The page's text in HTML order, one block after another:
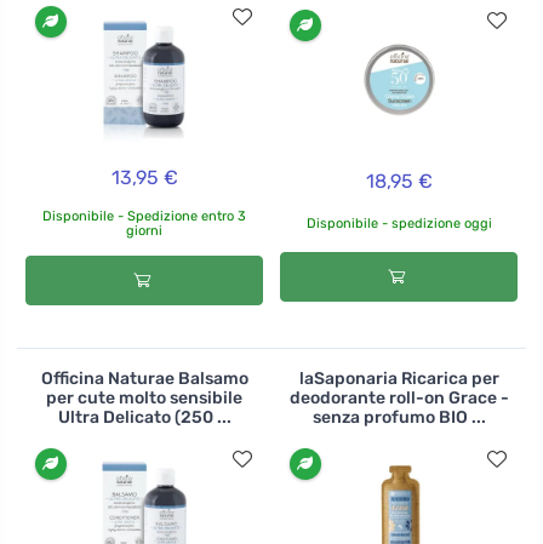
13,95 €
Disponibile - Spedizione entro 3
giorni
18,95 €
Disponibile - spedizione oggi
Officina Naturae Balsamo
per cute molto sensibile
Ultra Delicato (250 ...
laSaponaria Ricarica per
deodorante roll-on Grace -
senza profumo BIO ...